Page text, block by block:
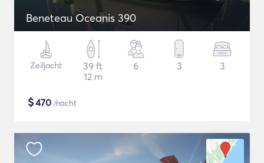
Beneteau Oceanis 390
Zeiljacht
39 ft
12 m
6 3 3
$470 /nacht